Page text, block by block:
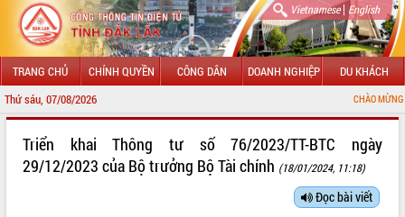
Vietnamese| English
TRANG CHỦ CHÍNH QUYỀN CÔNG DÂN DOANH NGHIỆP DU KHÁCH
Thứ sáu, 07/08/2026 CHÀO MỪNG ĐẾN VỚI
LÃNH ĐẠO UBND TỈNH
Triển khai Thông tư số 76/2023/TT-BTC ngày
29/12/2023 của Bộ trưởng Bộ Tài chính (18/01/2024, 11:18)
Đọc bài viết